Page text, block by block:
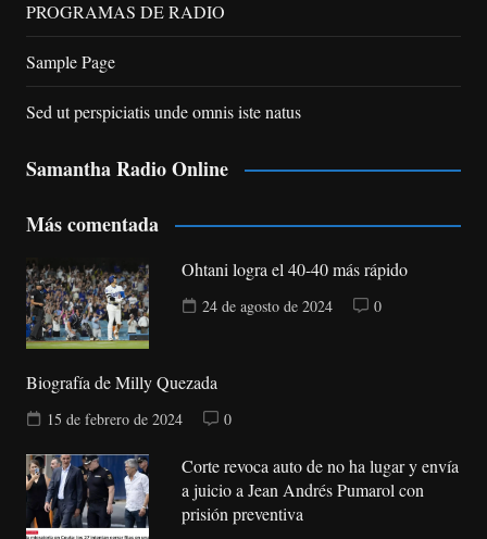
PROGRAMAS DE RADIO
Sample Page
Sed ut perspiciatis unde omnis iste natus
Samantha Radio Online
Más comentada
Ohtani logra el 40-40 más rápido
24 de agosto de 2024 0
Biografía de Milly Quezada
15 de febrero de 2024 0
Corte revoca auto de no ha lugar y envía
a juicio a Jean Andrés Pumarol con
prisión preventiva